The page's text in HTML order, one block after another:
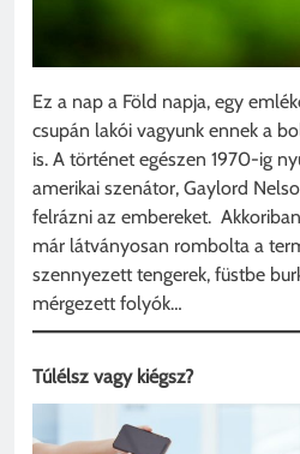
Ez a nap a Föld napja, egy
csupán lakói vagyunk ennek a
is. A történet egészen 1970-ig
amerikai szenátor, Gaylord
felrázni az embereket.
már látványosan rombolta a
szennyezett tengerek, füstbe
mérgezett folyók…
Túlélsz vagy kiégsz?